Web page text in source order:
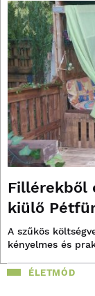
Fillérekből
kiülő
A szűkös
kényelmes és
ÉLETMÓD